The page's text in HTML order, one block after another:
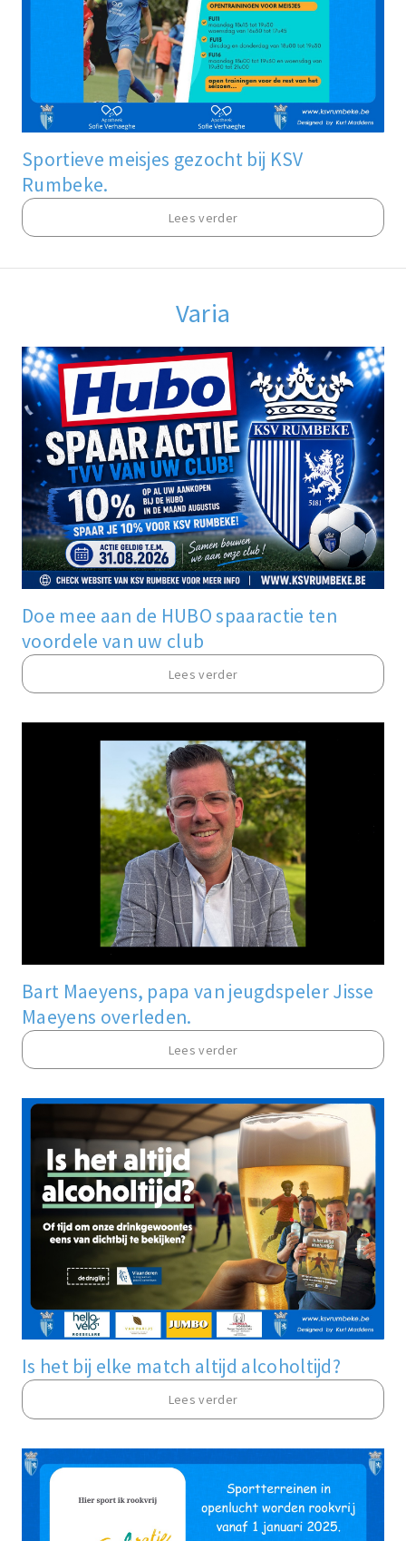
Sportieve meisjes gezocht bij KSV
Rumbeke.
Lees verder
Varia
Doe mee aan de HUBO spaaractie ten
voordele van uw club
Lees verder
Bart Maeyens, papa van jeugdspeler Jisse
Maeyens overleden.
Lees verder
Is het bij elke match altijd alcoholtijd?
Lees verder